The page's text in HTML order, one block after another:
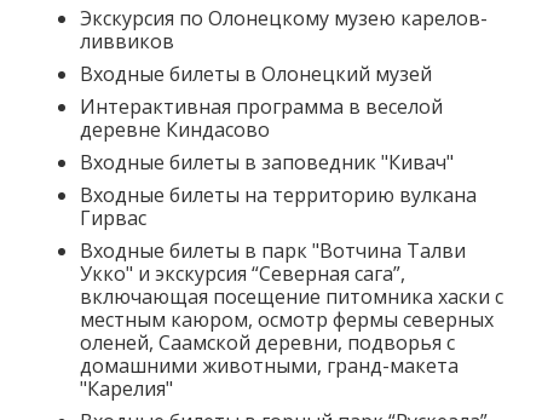
Экскурсия по Олонецкому музею карелов-
ливвиков
Входные билеты в Олонецкий музей
Интерактивная программа в веселой
деревне Киндасово
Входные билеты в заповедник "Кивач"
Входные билеты на территорию вулкана
Гирвас
Входные билеты в парк "Вотчина Талви
Укко" и экскурсия “Северная сага”,
включающая посещение питомника хаски с
местным каюром, осмотр фермы северных
оленей, Саамской деревни, подворья с
домашними животными, гранд-макета
"Карелия"